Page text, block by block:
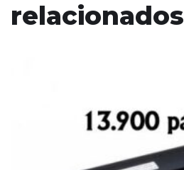
relacionados